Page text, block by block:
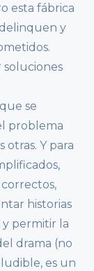
esta fábrica
y
soluciones
se
problema
otras. Y para
historias
permitir la
drama (no
es un